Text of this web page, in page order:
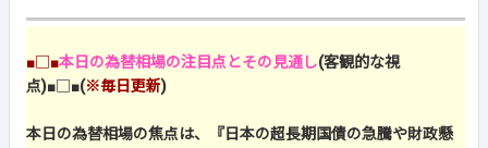
■□■本日の為替相場の注目点とその見通し(客観的な視
点)■□■(※毎日更新)
本日の為替相場の焦点は、『日本の超長期国債の急騰や財政懸